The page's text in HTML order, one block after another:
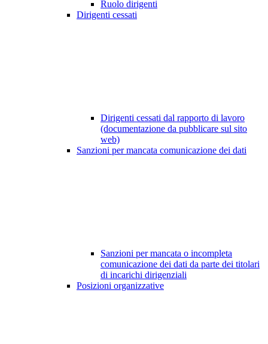
Ruolo dirigenti
Dirigenti cessati
Dirigenti cessati dal rapporto di lavoro
(documentazione da pubblicare sul sito
web)
Sanzioni per mancata comunicazione dei dati
Sanzioni per mancata o incompleta
comunicazione dei dati da parte dei titolari
di incarichi dirigenziali
Posizioni organizzative